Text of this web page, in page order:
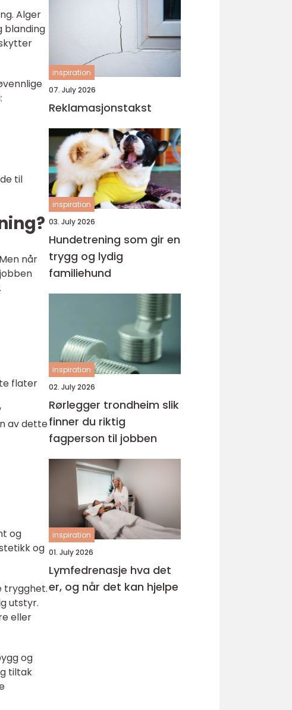
Alger
blanding
til
når
flater
av dette
og
og
trygghet.
utstyr.
eller
og
tiltak
inspiration
07. July 2026
Reklamasjonstakst
inspiration
03. July 2026
Hundetrening som gir en
trygg og lydig
familiehund
inspiration
02. July 2026
Rørlegger trondheim slik
finner du riktig
fagperson til jobben
inspiration
01. July 2026
Lymfedrenasje hva det
er, og når det kan hjelpe